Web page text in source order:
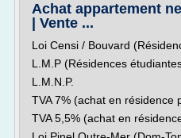
Achat appartement
| Vente ...
Loi Censi / Bouvard
L.M.P (Résidences
L.M.N.P.
TVA 7% (achat en résidence
TVA 5,5% (achat en